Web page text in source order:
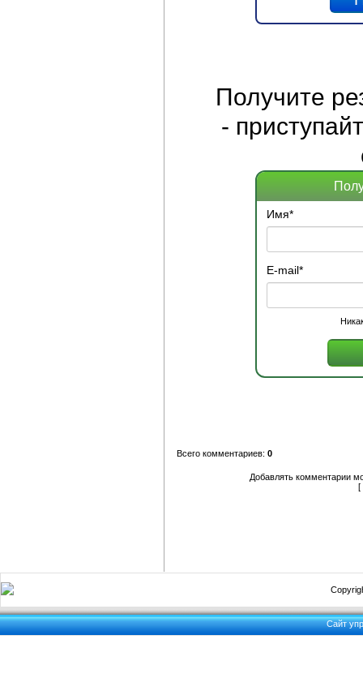
Получите
-
Имя*
E-mail*
Всего комментариев: 0
Добавлять комментарии
[
Сайт